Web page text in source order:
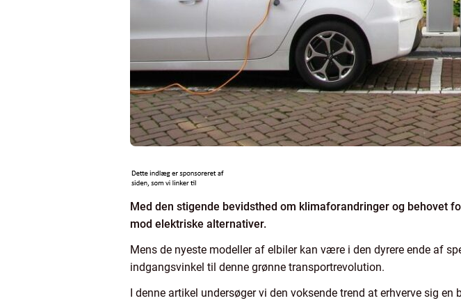
Med den stigende bevidsthed om klimaforandringer og behovet
mod elektriske alternativer.
Mens de nyeste modeller af elbiler kan være i den dyrere ende af
indgangsvinkel til denne grønne transportrevolution.
I denne artikel undersøger vi den voksende trend at erhverve sig